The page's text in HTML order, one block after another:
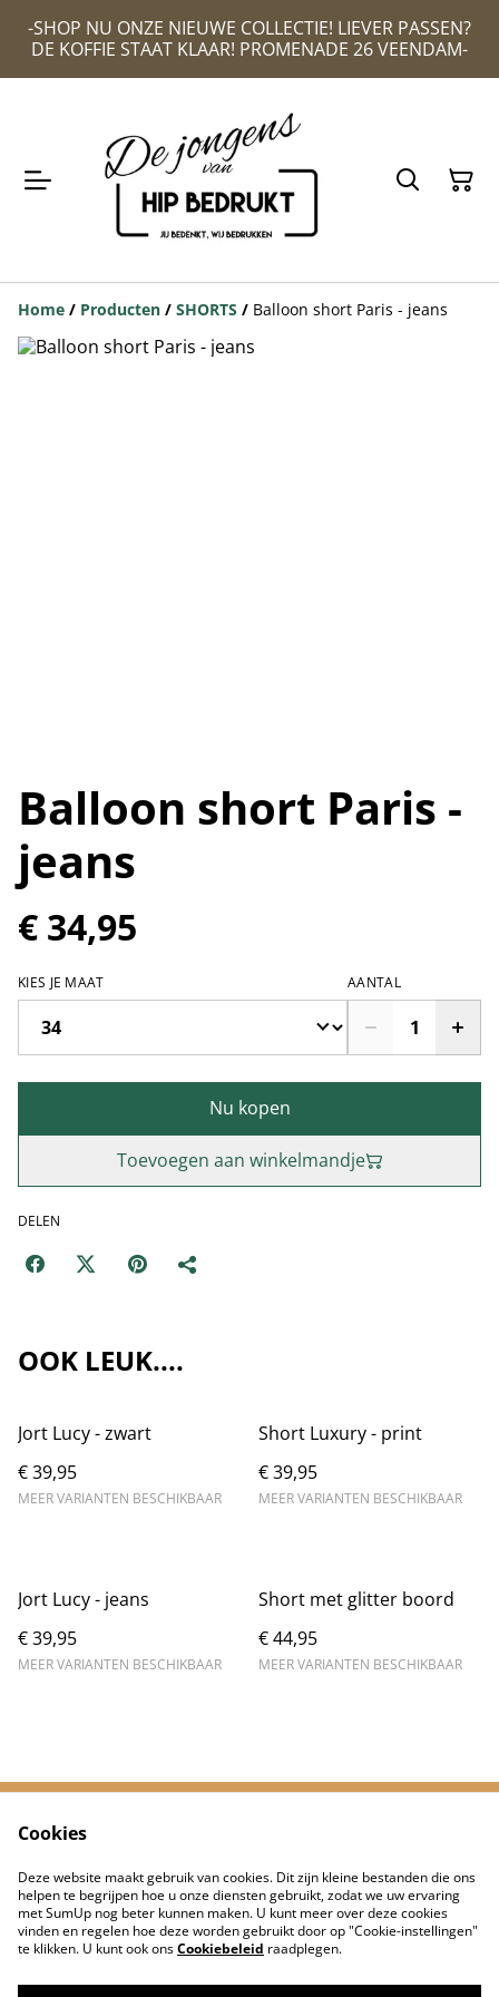
-SHOP NU ONZE NIEUWE COLLECTIE! LIEVER PASSEN?
DE KOFFIE STAAT KLAAR! PROMENADE 26 VEENDAM-
Home / Producten / SHORTS / Balloon short Paris - jeans
Balloon short Paris -
jeans
€ 34,95
KIES JE MAAT AANTAL
Nu kopen
Toevoegen aan winkelmandje
DELEN
OOK LEUK....
Jort Lucy - zwart
€ 39,95
MEER VARIANTEN BESCHIKBAAR
Short Luxury - print
€ 39,95
MEER VARIANTEN BESCHIKBAAR
Jort Lucy - jeans
€ 39,95
MEER VARIANTEN BESCHIKBAAR
Short met glitter boord
€ 44,95
MEER VARIANTEN BESCHIKBAAR
Neem contact met
ons op
Privacybeleid
Cookiebeleid
Cookies
Deze website maakt gebruik van cookies. Dit zijn kleine bestanden die ons
helpen te begrijpen hoe u onze diensten gebruikt, zodat we uw ervaring
met SumUp nog beter kunnen maken. U kunt meer over deze cookies
vinden en regelen hoe deze worden gebruikt door op "Cookie-instellingen"
te klikken. U kunt ook onsCookiebeleid raadplegen.